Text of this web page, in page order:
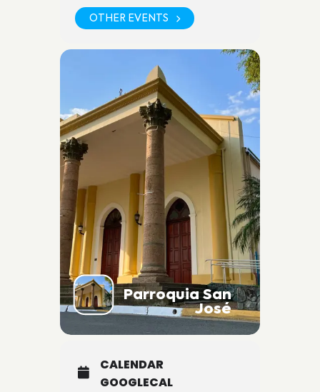
OTHER EVENTS
Parroquia San
José
CALENDAR
GOOGLECAL